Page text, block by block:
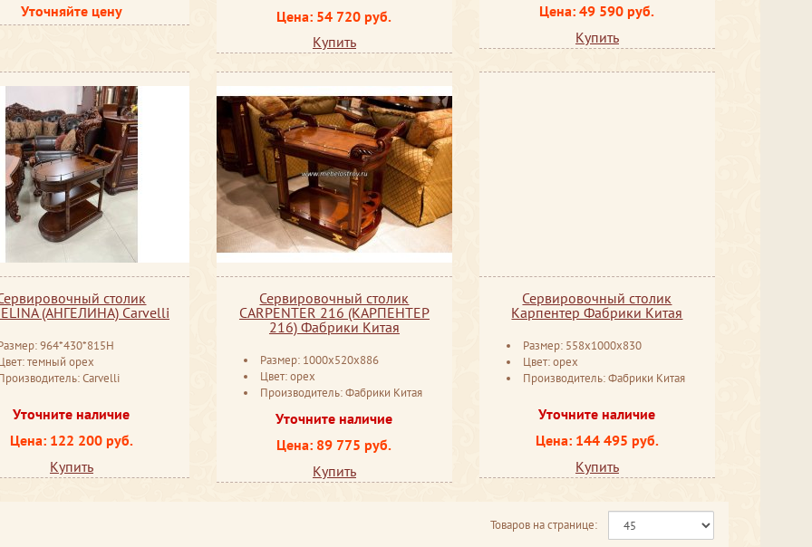
Уточняйте цену
Цена: 54 720 руб.
Купить
Цена: 49 590 руб.
Купить
столик
(АНГЕЛИНА) Carvelli
964*430*815H
темный орех
Carvelli
Уточните наличие
Цена: 122 200 руб.
Купить
Сервировочный столик
CARPENTER 216 (КАРПЕНТЕР
216) Фабрики Китая
Размер: 1000x520x886
Цвет: орех
Производитель: Фабрики Китая
Уточните наличие
Цена: 89 775 руб.
Купить
Сервировочный столик
Карпентер Фабрики Китая
Размер: 558x1000x830
Цвет: орех
Производитель: Фабрики Китая
Уточните наличие
Цена: 144 495 руб.
Купить
Товаров на странице: